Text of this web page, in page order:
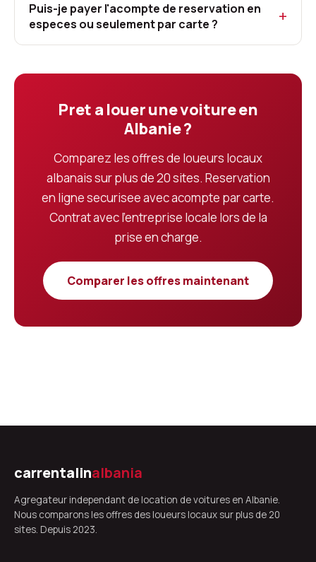
Puis-je payer l'acompte de reservation en
especes ou seulement par carte ?
Pret a louer une voiture en
Albanie ?
Comparez les offres de loueurs locaux
albanais sur plus de 20 sites. Reservation
en ligne securisee avec acompte par carte.
Contrat avec l'entreprise locale lors de la
prise en charge.
Comparer les offres maintenant
carrentalinalbania
Agregateur independant de location de voitures en Albanie.
Nous comparons les offres des loueurs locaux sur plus de 20
sites. Depuis 2023.